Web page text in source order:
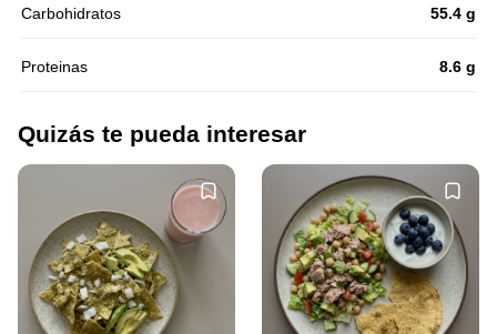
Carbohidratos 55.4 g
Proteinas 8.6 g
Quizás te pueda interesar